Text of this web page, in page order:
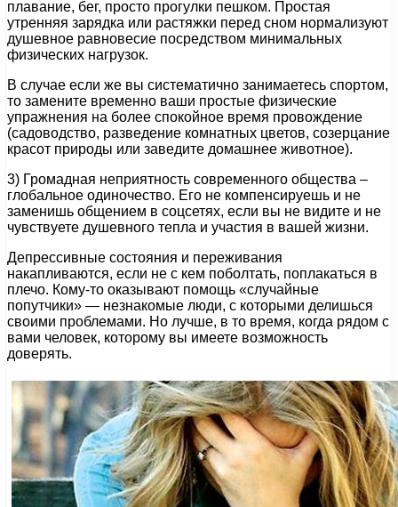
плавание, бег, просто прогулки пешком. Простая
утренняя зарядка или растяжки перед сном нормализуют
душевное равновесие посредством минимальных
физических нагрузок.
В случае если же вы систематично занимаетесь спортом,
то замените временно ваши простые физические
упражнения на более спокойное время провождение
(садоводство, разведение комнатных цветов, созерцание
красот природы или заведите домашнее животное).
3) Громадная неприятность современного общества –
глобальное одиночество. Его не компенсируешь и не
заменишь общением в соцсетях, если вы не видите и не
чувствуете душевного тепла и участия в вашей жизни.
Депрессивные состояния и переживания
накапливаются, если не с кем поболтать, поплакаться в
плечо. Кому-то оказывают помощь «случайные
попутчики» — незнакомые люди, с которыми делишься
своими проблемами. Но лучше, в то время, когда рядом с
вами человек, которому вы имеете возможность
доверять.